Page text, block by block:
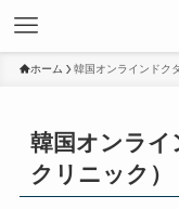
ホーム 韓国オンラインドク
韓国オンライ
クリニック）